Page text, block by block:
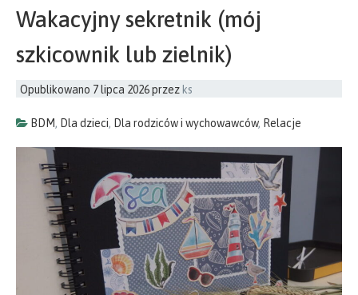
Wakacyjny sekretnik (mój
szkicownik lub zielnik)
Opublikowano 7 lipca 2026przez ks
BDM, Dla dzieci, Dla rodziców i wychowawców, Relacje